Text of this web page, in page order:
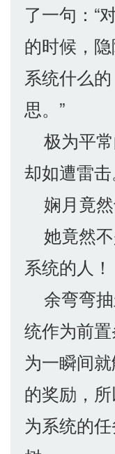
了一句：“
的时候，
系统什么
思。”
极为平常
却如遭雷击
娴月竟然
她竟然不
系统的人！
余弯弯抽
统作为前
为一瞬间
的奖励，
为系统的